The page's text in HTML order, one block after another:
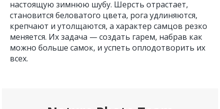
настоящую зимнюю шубу. Шерсть отрастает,
становится беловатого цвета, рога удлиняются,
крепчают и утолщаются, а характер самцов резко
меняется. Их задача — создать гарем, набрав как
можно больше самок, и успеть оплодотворить их
всех.